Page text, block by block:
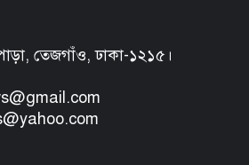
তেজগাঁও, ঢাকা-১২১৫।